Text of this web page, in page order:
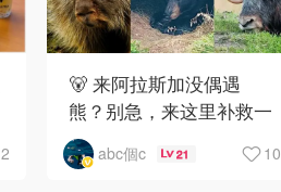
2
🐻 来阿拉斯加没偶遇
熊？别急，来这里补救一
下！
abc個c 21 10